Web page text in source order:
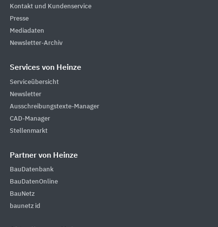
Kontakt und Kundenservice
Presse
Mediadaten
Newsletter-Archiv
Services von Heinze
Serviceübersicht
Newsletter
Ausschreibungstexte-Manager
CAD-Manager
Stellenmarkt
Partner von Heinze
BauDatenbank
BauDatenOnline
BauNetz
baunetz id